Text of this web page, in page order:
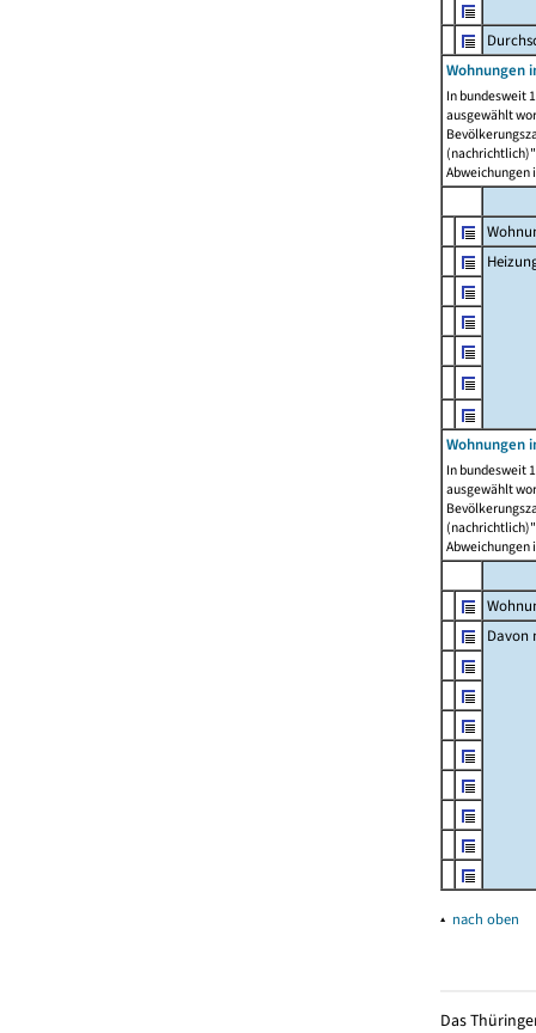
Wohnungen
In bundesweit
ausgewählt
Abweichungen
Wohnungen
In bundesweit
ausgewählt
Abweichungen
Davon
▴ nach oben
Das